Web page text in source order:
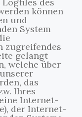
können
und
System
zugreifendes
gelangt
welche über
das
Ihres
Internet-
der Internet-